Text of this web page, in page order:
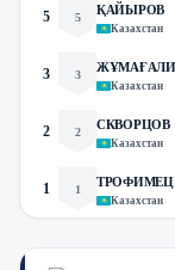
5 5
ҚАЙЫРОВ
Казахстан
3 3
ЖҰМАҒАЛИ
Казахстан
2 2
СКВОРЦОВ
Казахстан
1 1
ТРОФИМЕЦ
Казахстан